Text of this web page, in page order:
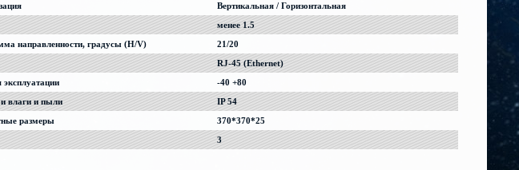
Вертикальная / Горизонтальная
менее 1.5
направленности, градусы (H/V)
21/20
RJ-45 (Ethernet)
эксплуатации
-40 +80
влаги и пыли
IP 54
размеры
370*370*25
3